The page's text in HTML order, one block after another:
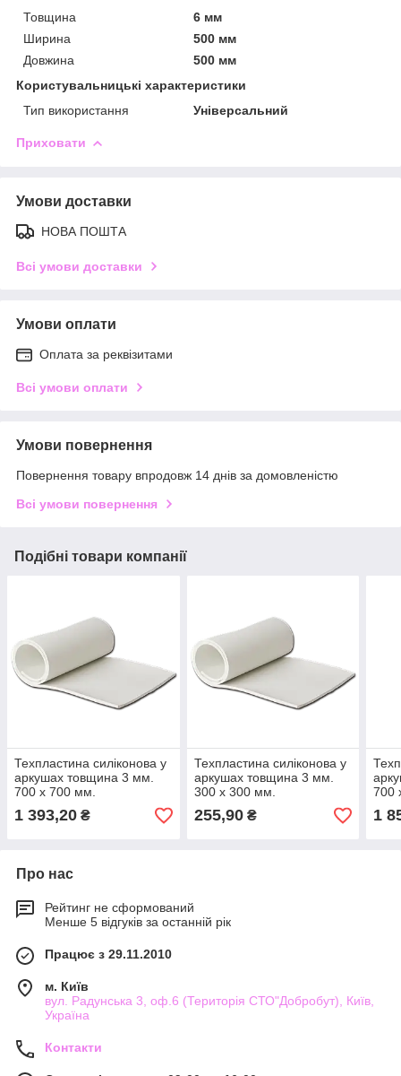
Товщина
6 мм
Ширина
500 мм
Довжина
500 мм
Користувальницькі характеристики
Тип використання
Універсальний
Приховати
Умови доставки
НОВА ПОШТА
Всі умови доставки
Умови оплати
Оплата за реквізитами
Всі умови оплати
Умови повернення
Повернення товару впродовж 14 днів за домовленістю
Всі умови повернення
Подібні товари компанії
Техпластина силіконова у
аркушах товщина 3 мм.
700 х 700 мм.
1 393,20 ₴
Техпластина силіконова у
аркушах товщина 3 мм.
300 х 300 мм.
255,90₴
700
1
Про нас
Рейтинг не сформований
Менше 5 відгуків за останній рік
Працює з 29.11.2010
м. Київ
вул. Радунська 3, оф.6 (Територія СТО"Добробут), Київ,
Україна
Контакти